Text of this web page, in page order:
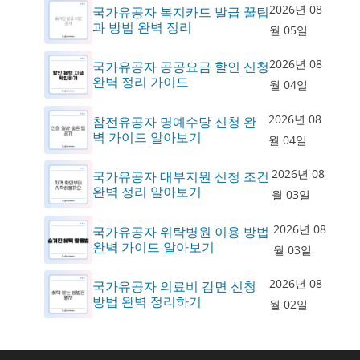
국가유공자 복지카드 발급 꿀팁
과 방법 완벽 정리
2026년 08
월 05일
국가유공자 공공요금 할인 신청
완벽 정리 가이드
2026년 08
월 04일
참전유공자 명예수당 신청 완
벽 가이드 알아보기
2026년 08
월 04일
국가유공자 대부지원 신청 조건
완벽 정리 알아보기
2026년 08
월 03일
국가유공자 위탁병원 이용 방법
완벽 가이드 알아보기
2026년 08
월 03일
국가유공자 의료비 감면 신청
방법 완벽 정리하기
2026년 08
월 02일